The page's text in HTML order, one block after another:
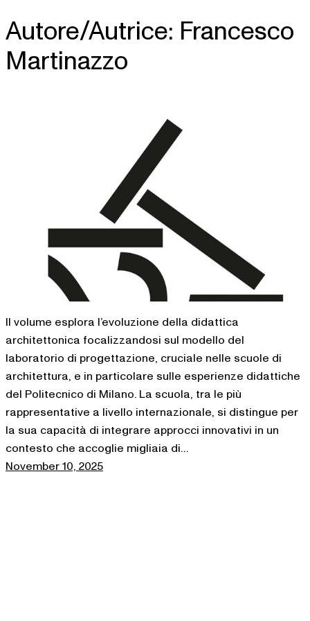
Skip
to
content
Autore/Autrice: Francesco
Martinazzo
Il volume esplora l’evoluzione della didattica
architettonica focalizzandosi sul modello del
laboratorio di progettazione, cruciale nelle scuole di
architettura, e in particolare sulle esperienze didattiche
del Politecnico di Milano. La scuola, tra le più
rappresentative a livello internazionale, si distingue per
la sua capacità di integrare approcci innovativi in un
contesto che accoglie migliaia di…
November 10, 2025